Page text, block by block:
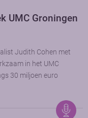
UMC Groningen
Judith Cohen met
in het UMC
30 miljoen euro